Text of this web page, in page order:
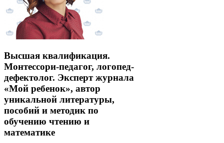
Высшая квалификация.
Монтессори-педагог, логопед-
дефектолог. Эксперт журнала
«Мой ребенок», автор
уникальной литературы,
пособий и методик по
обучению чтению и
математике